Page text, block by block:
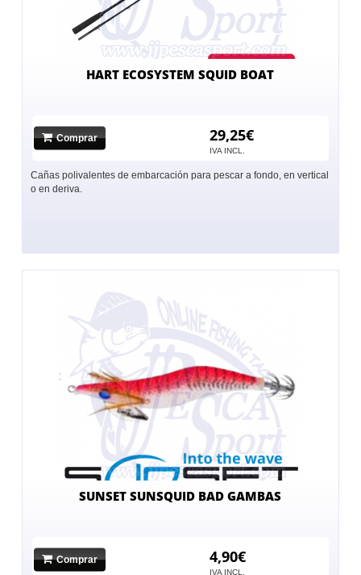
HART ECOSYSTEM SQUID BOAT
Comprar 29,25€
IVA INCL.
Cañas polivalentes de embarcación para pescar a fondo, en vertical
o en deriva.
SUNSET SUNSQUID BAD GAMBAS
Comprar 4,90€
IVA INCL.